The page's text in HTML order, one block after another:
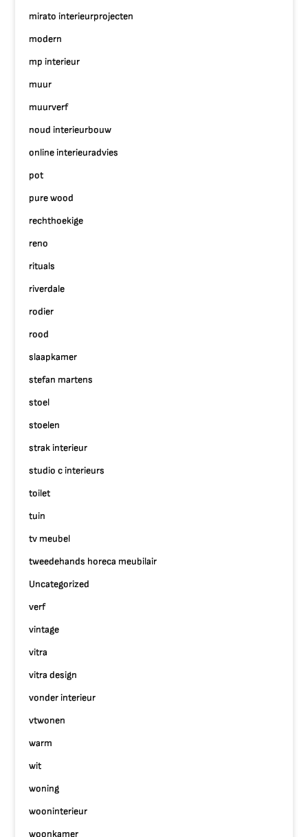
mirato interieurprojecten
modern
mp interieur
muur
muurverf
noud interieurbouw
online interieuradvies
pot
pure wood
rechthoekige
reno
rituals
riverdale
rodier
rood
slaapkamer
stefan martens
stoel
stoelen
strak interieur
studio c interieurs
toilet
tuin
tv meubel
tweedehands horeca meubilair
Uncategorized
verf
vintage
vitra
vitra design
vonder interieur
vtwonen
warm
wit
woning
wooninterieur
woonkamer